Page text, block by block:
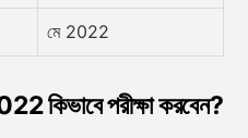
মে 2022
কিভাবে পরীক্ষা করবেন?